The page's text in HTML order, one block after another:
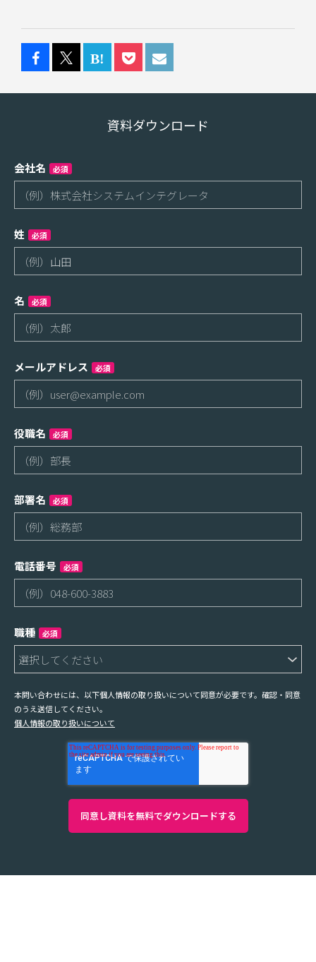
資料ダウンロード
会社名 必須
姓 必須
名 必須
メールアドレス 必須
役職名 必須
部署名 必須
電話番号 必須
職種 必須
本問い合わせには、以下個人情報の取り扱いについて同意が必要です。確認・同意
のうえ送信してください。
個人情報の取り扱いについて